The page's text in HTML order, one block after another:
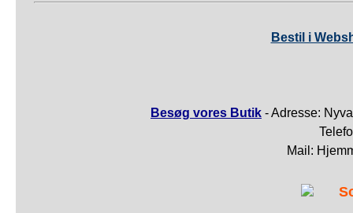
Bestil i
Besøg vores Butik - Adresse:
Mail: